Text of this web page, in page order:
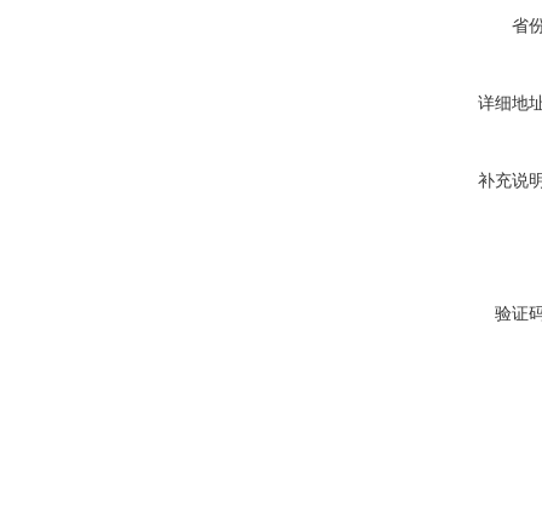
省
详细地
补充说
验证